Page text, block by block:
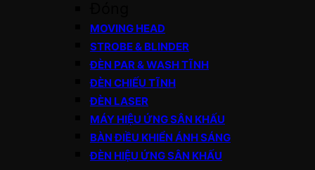
MOVING HEAD
STROBE & BLINDER
ĐÈN PAR & WASH TĨNH
ĐÈN CHIẾU TĨNH
ĐÈN LASER
MÁY HIỆU ỨNG SÂN KHẤU
BÀN ĐIỀU KHIỂN ÁNH SÁNG
ĐÈN HIỆU ỨNG SÂN KHẤU